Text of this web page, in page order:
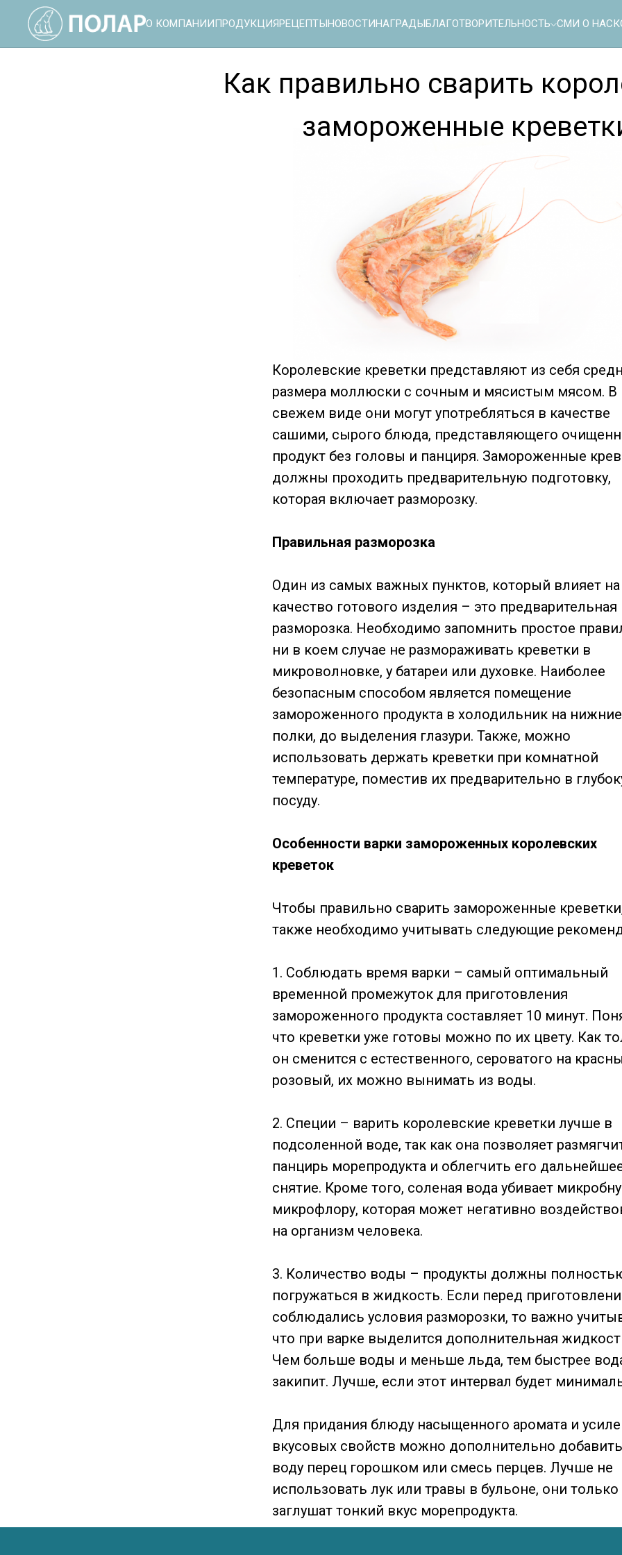
О КОМПАНИИПРОДУКЦИЯРЕЦЕПТЫНОВОСТИНАГРАДЫБЛАГОТВОРИТЕЛЬНОСТЬ СМИ О НАС
Как правильно сварить
замороженные
Королевские креветки представляют из себя
размера моллюски с сочным и мясистым мясом. В
свежем виде они могут употребляться в качестве
сашими, сырого блюда, представляющего
продукт без головы и панциря. Замороженные
должны проходить предварительную подготовку,
которая включает разморозку.
Правильная разморозка
Один из самых важных пунктов, который влияет на
качество готового изделия – это предварительная
разморозка. Необходимо запомнить простое
ни в коем случае не размораживать креветки в
микроволновке, у батареи или духовке. Наиболее
безопасным способом является помещение
замороженного продукта в холодильник на нижние
полки, до выделения глазури. Также, можно
использовать держать креветки при комнатной
температуре, поместив их предварительно в
посуду.
Особенности варки замороженных королевских
креветок
Чтобы правильно сварить замороженные
также необходимо учитывать следующие
1. Соблюдать время варки – самый оптимальный
временной промежуток для приготовления
замороженного продукта составляет 10 минут.
что креветки уже готовы можно по их цвету. Как
он сменится с естественного, сероватого на
розовый, их можно вынимать из воды.
2. Специи – варить королевские креветки лучше в
подсоленной воде, так как она позволяет
панцирь морепродукта и облегчить его
снятие. Кроме того, соленая вода убивает
микрофлору, которая может негативно
на организм человека.
3. Количество воды – продукты должны
погружаться в жидкость. Если перед
соблюдались условия разморозки, то важно
что при варке выделится дополнительная
Чем больше воды и меньше льда, тем быстрее
закипит. Лучше, если этот интервал будет
Для придания блюду насыщенного аромата и
вкусовых свойств можно дополнительно
воду перец горошком или смесь перцев. Лучше не
использовать лук или травы в бульоне, они только
заглушат тонкий вкус морепродукта.